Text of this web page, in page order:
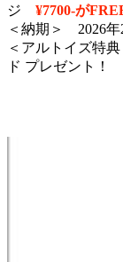
ジ ¥7700-が
＜納期＞ 2026年
＜アルトイズ特
ド プレゼント！